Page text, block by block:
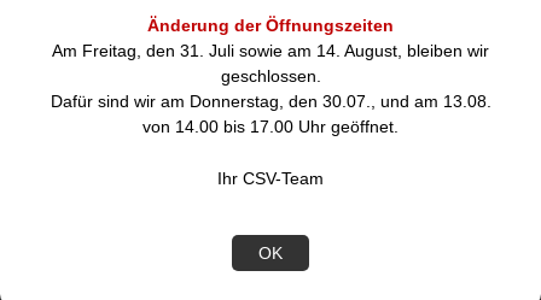
Änderung der Öffnungszeiten
Am Freitag, den 31. Juli sowie am 14. August, bleiben wir
geschlossen.
Dafür sind wir am Donnerstag, den 30.07., und am 13.08.
von 14.00 bis 17.00 Uhr geöffnet.
Ihr CSV-Team
OK
DIESE ARTIKEL KÖNNTEN SIE